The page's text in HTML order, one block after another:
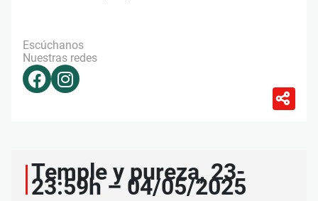
Escúchanos
Nuestras redes
Temple y pureza, 23-
23:59h – 04/05/2025